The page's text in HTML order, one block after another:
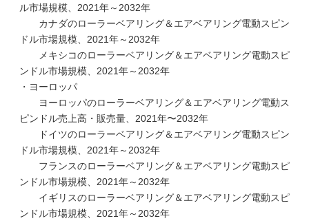
ル市場規模、2021年～2032年
カナダのローラーベアリング＆エアベアリング電動スピン
ドル市場規模、2021年～2032年
メキシコのローラーベアリング＆エアベアリング電動スピ
ンドル市場規模、2021年～2032年
・ヨーロッパ
ヨーロッパのローラーベアリング＆エアベアリング電動ス
ピンドル売上高・販売量、2021年〜2032年
ドイツのローラーベアリング＆エアベアリング電動スピン
ドル市場規模、2021年～2032年
フランスのローラーベアリング＆エアベアリング電動スピ
ンドル市場規模、2021年～2032年
イギリスのローラーベアリング＆エアベアリング電動スピ
ンドル市場規模、2021年～2032年